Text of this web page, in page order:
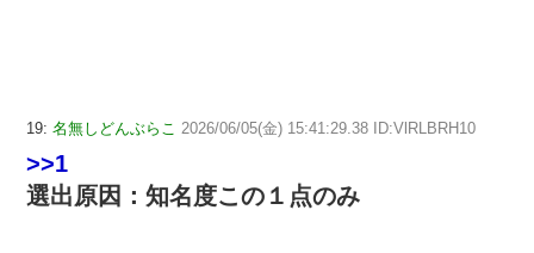
19: 名無しどんぶらこ 2026/06/05(金) 15:41:29.38 ID:VlRLBRH10
>>1
選出原因：知名度この１点のみ